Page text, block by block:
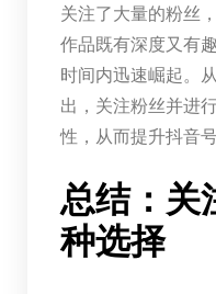
关注了大量的粉丝
作品既有深度又有
时间内迅速崛起。
出，关注粉丝并进
性，从而提升抖音
总结：关
种选择